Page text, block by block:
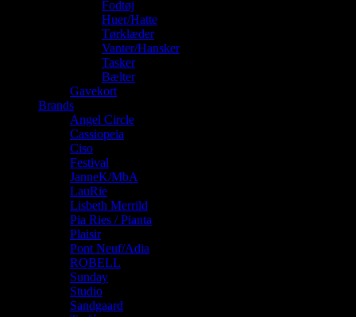
Fodtøj
Huer/Hatte
Tørklæder
Vanter/Hansker
Tasker
Bælter
Gavekort
Brands
Angel Circle
Cassiopeia
Ciso
Festival
JanneK/MbA
LauRie
Lisbeth Merrild
Pia Ries / Pianta
Plaisir
Pont Neuf/Adia
ROBELL
Sunday
Studio
Sandgaard